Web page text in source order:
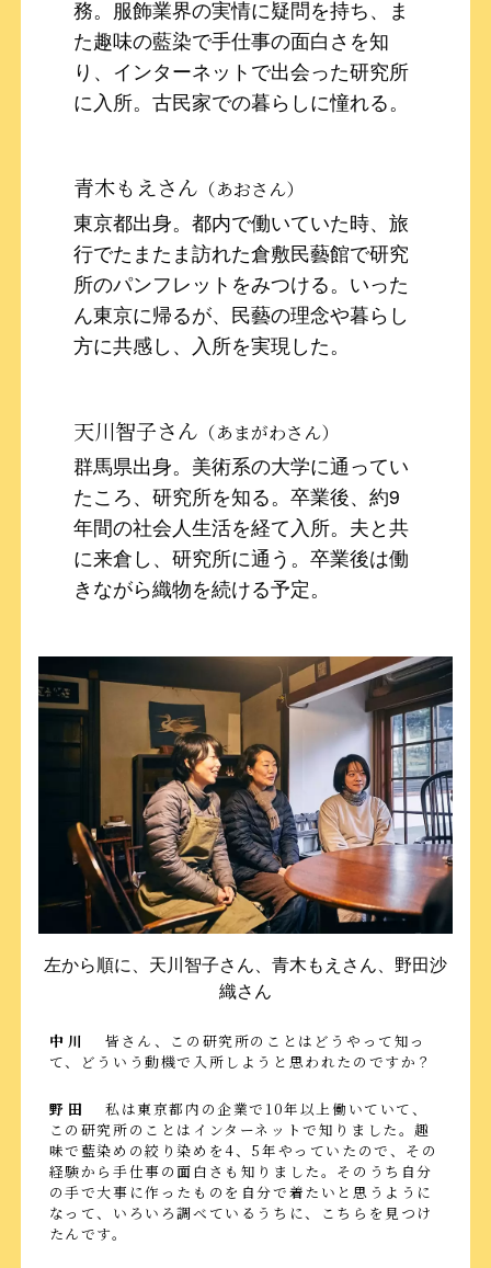
務。服飾業界の実情に疑問を持ち、ま
た趣味の藍染で手仕事の面白さを知
り、インターネットで出会った研究所
に入所。古民家での暮らしに憧れる。
青木もえさん （あおさん）
東京都出身。都内で働いていた時、旅
行でたまたま訪れた倉敷民藝館で研究
所のパンフレットをみつける。いった
ん東京に帰るが、民藝の理念や暮らし
方に共感し、入所を実現した。
天川智子さん （あまがわさん）
群馬県出身。美術系の大学に通ってい
たころ、研究所を知る。卒業後、約9
年間の社会人生活を経て入所。夫と共
に来倉し、研究所に通う。卒業後は働
きながら織物を続ける予定。
左から順に、天川智子さん、青木もえさん、野田沙
織さん
中川
皆さん、この研究所のことはどうやって知っ
て、どういう動機で入所しようと思われたのですか？
野田
私は東京都内の企業で10年以上働いていて、
この研究所のことはインターネットで知りました。趣
味で藍染めの絞り染めを4、5年やっていたので、その
経験から手仕事の面白さも知りました。そのうち自分
の手で大事に作ったものを自分で着たいと思うように
なって、いろいろ調べているうちに、こちらを見つけ
たんです。